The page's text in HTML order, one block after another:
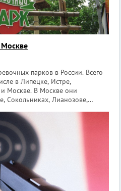
парков в России. Всего
в Липецке, Истре,
и Москве. В Москве они
Сокольниках, Лианозове,
но